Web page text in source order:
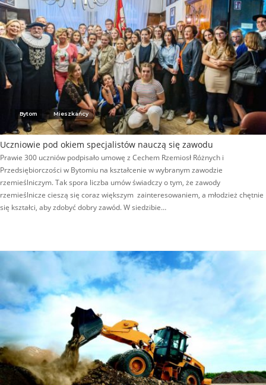
Bytom Mieszkańcy
Uczniowie pod okiem specjalistów nauczą się zawodu
Prawie 300 uczniów podpisało umowę z Cechem Rzemiosł Różnych i
Przedsiębiorczości w Bytomiu na kształcenie w wybranym zawodzie
rzemieślniczym. Tak spora liczba umów świadczy o tym, że zawody
rzemieślnicze cieszą się coraz większym zainteresowaniem, a młodzież chętnie
się kształci, aby zdobyć dobry zawód. W siedzibie…